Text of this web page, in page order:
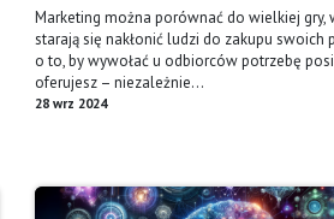
Marketing można porównać do wielkiej gry,
starają się nakłonić ludzi do zakupu swoich
o to, by wywołać u odbiorców potrzebę
oferujesz – niezależnie...
28 wrz 2024